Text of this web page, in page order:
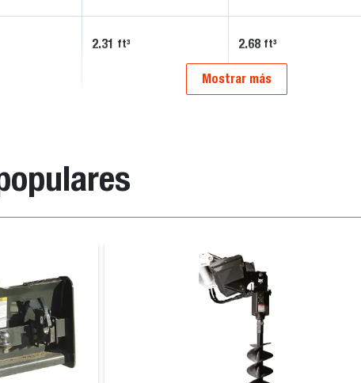
2.31 ft³ 2.68 ft³
Mostrar más